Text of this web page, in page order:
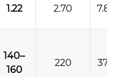
1.22 2.70 7.85
140–
160
220 370